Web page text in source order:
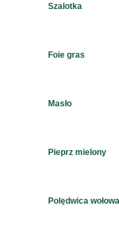
Szalotka
Foie gras
Masło
Pieprz mielony
Polędwica